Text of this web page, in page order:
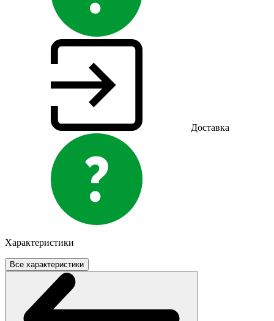
Доставка
Характеристики
Все характеристики